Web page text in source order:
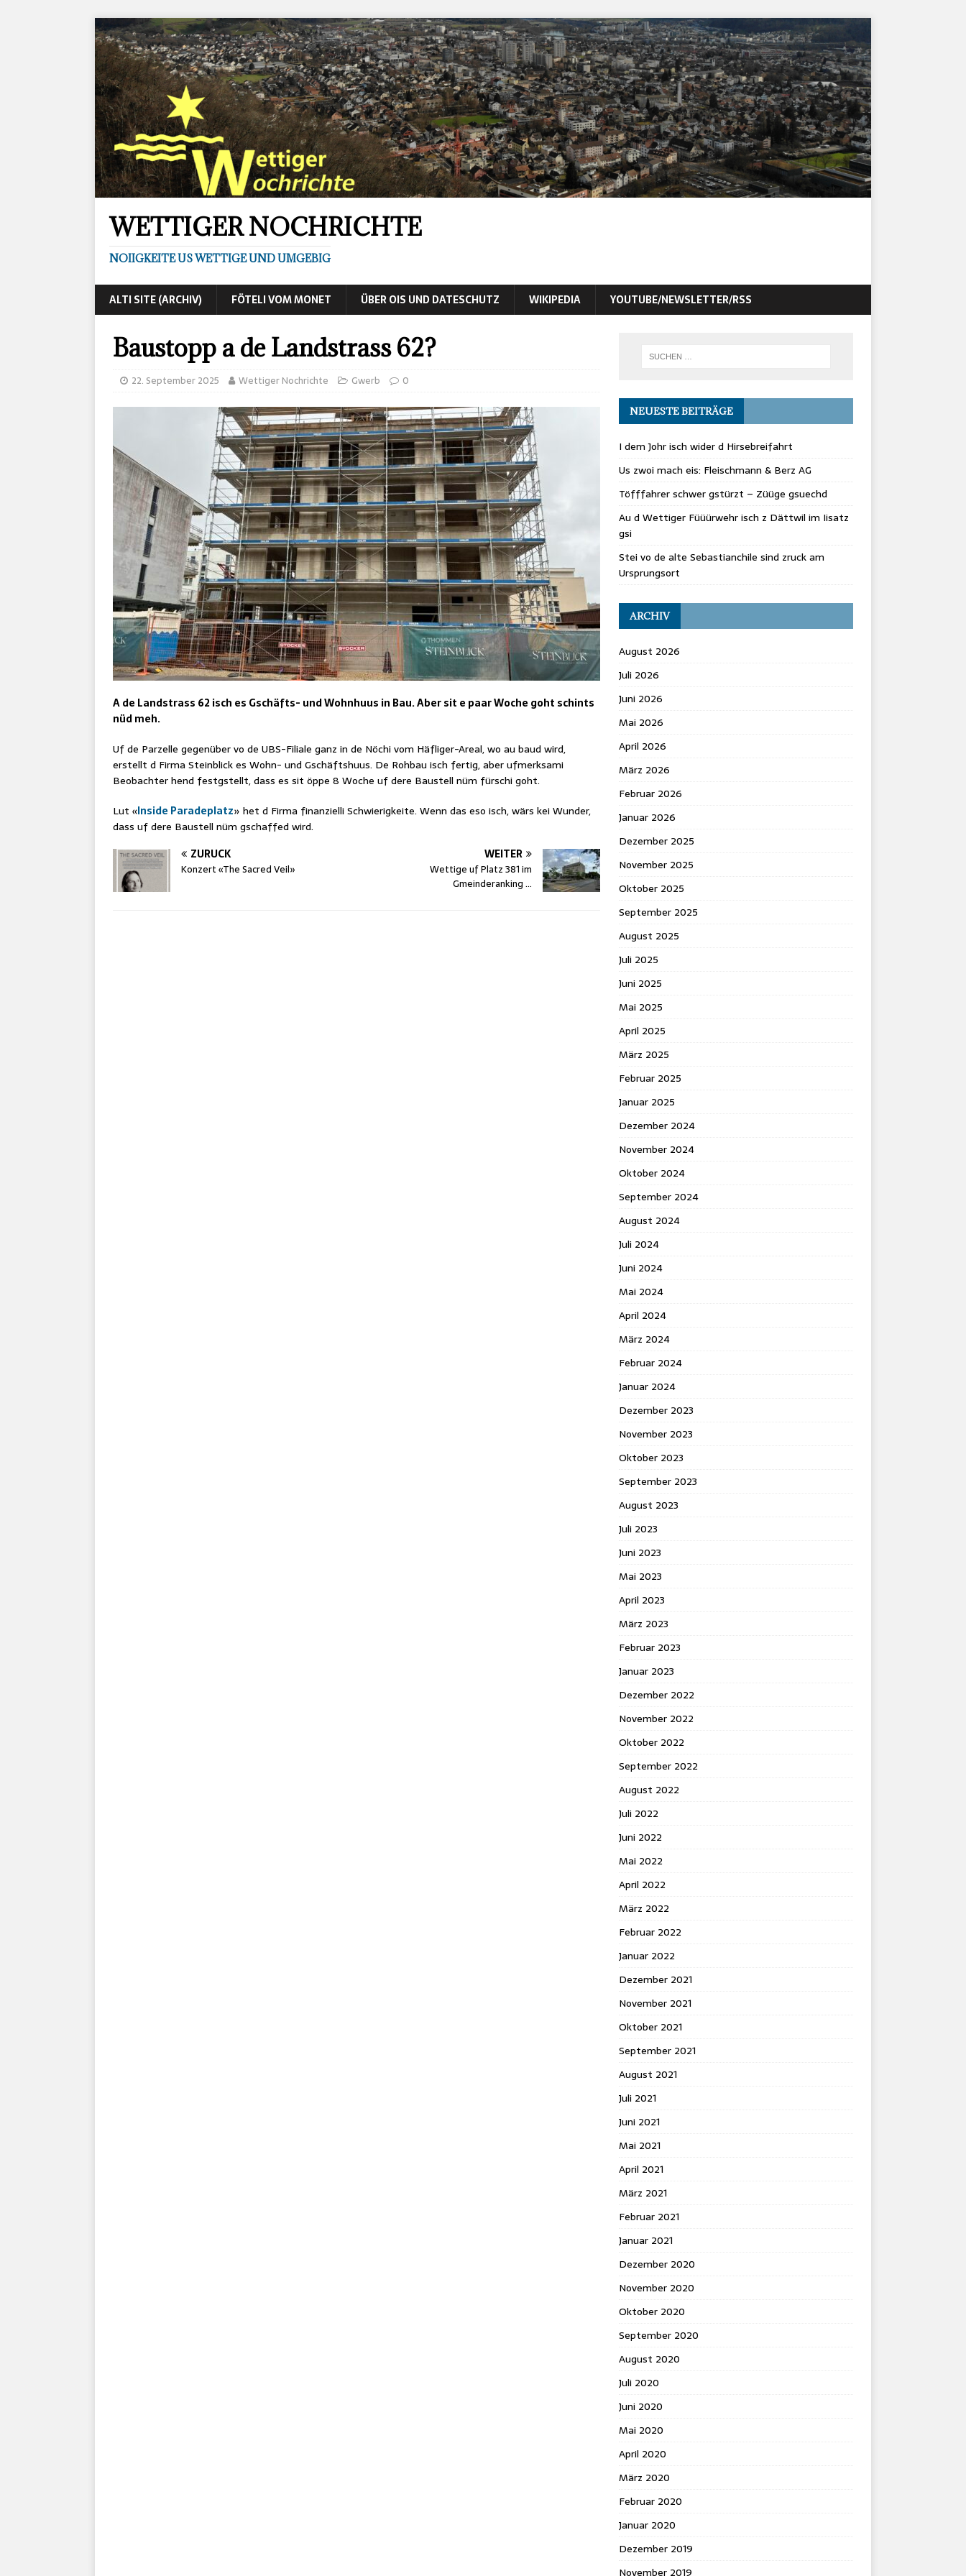
WETTIGER NOCHRICHTE
NOIIGKEITE US WETTIGE UND UMGEBIG
ALTI SITE (ARCHIV) FÖTELI VOM MONET ÜBER OIS UND DATESCHUTZ WIKIPEDIA YOUTUBE/NEWSLETTER/RSS
Baustopp a de Landstrass 62?
22. September 2025 Wettiger Nochrichte Gwerb 0
A de Landstrass 62 isch es Gschäfts- und Wohnhuus in Bau. Aber sit e paar Woche goht schints
nüd meh.
Uf de Parzelle gegenüber vo de UBS-Filiale ganz in de Nöchi vom Häfliger-Areal, wo au baud wird,
erstellt d Firma Steinblick es Wohn- und Gschäftshuus. De Rohbau isch fertig, aber ufmerksami
Beobachter hend festgstellt, dass es sit öppe 8 Woche uf dere Baustell nüm fürschi goht.
Lut «Inside Paradeplatz» het d Firma finanzielli Schwierigkeite. Wenn das eso isch, wärs kei Wunder,
dass uf dere Baustell nüm gschaffed wird.
ZURÜCK
Konzert «The Sacred Veil»
WEITER
Wettige uf Platz 381 im
Gmeinderanking …
NEUESTE BEITRÄGE
I dem Johr isch wider d Hirsebreifahrt
Us zwoi mach eis: Fleischmann & Berz AG
Töfffahrer schwer gstürzt – Züüge gsuechd
Au d Wettiger Füüürwehr isch z Dättwil im Iisatz
gsi
Stei vo de alte Sebastianchile sind zruck am
Ursprungsort
ARCHIV
August 2026
Juli 2026
Juni 2026
Mai 2026
April 2026
März 2026
Februar 2026
Januar 2026
Dezember 2025
November 2025
Oktober 2025
September 2025
August 2025
Juli 2025
Juni 2025
Mai 2025
April 2025
März 2025
Februar 2025
Januar 2025
Dezember 2024
November 2024
Oktober 2024
September 2024
August 2024
Juli 2024
Juni 2024
Mai 2024
April 2024
März 2024
Februar 2024
Januar 2024
Dezember 2023
November 2023
Oktober 2023
September 2023
August 2023
Juli 2023
Juni 2023
Mai 2023
April 2023
März 2023
Februar 2023
Januar 2023
Dezember 2022
November 2022
Oktober 2022
September 2022
August 2022
Juli 2022
Juni 2022
Mai 2022
April 2022
März 2022
Februar 2022
Januar 2022
Dezember 2021
November 2021
Oktober 2021
September 2021
August 2021
Juli 2021
Juni 2021
Mai 2021
April 2021
März 2021
Februar 2021
Januar 2021
Dezember 2020
November 2020
Oktober 2020
September 2020
August 2020
Juli 2020
Juni 2020
Mai 2020
April 2020
März 2020
Februar 2020
Januar 2020
Dezember 2019
November 2019